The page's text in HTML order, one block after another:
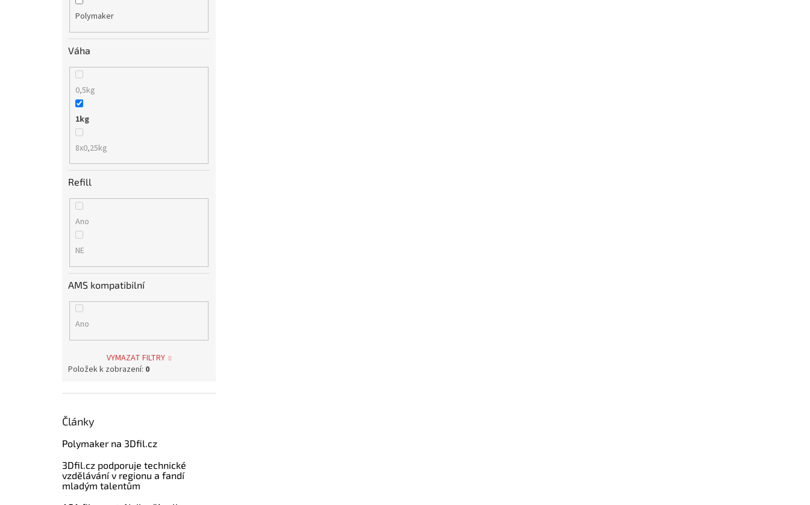
Polymaker
Váha
0,5kg
1kg
8x0,25kg
Refill
Ano
NE
AMS kompatibilní
Ano
VYMAZAT FILTRY
Položek k zobrazení: 0
Články
Polymaker na 3Dfil.cz
3Dfil.cz podporuje technické
vzdělávání v regionu a fandí
mladým talentům